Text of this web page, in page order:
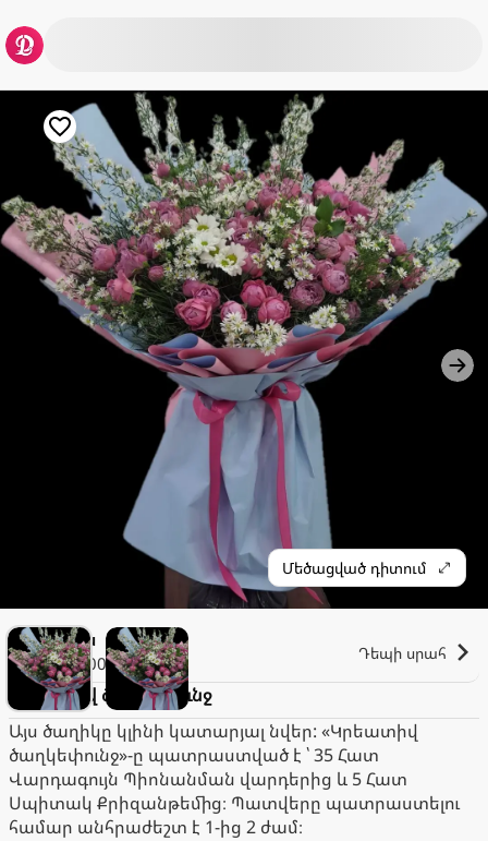
Մեծացված դիտում
Էլիզա
2.000֏
Դեպի սրահ
Կրեատիվ ծաղկեփունջ
Այս ծաղիկը կլինի կատարյալ նվեր: «Կրեատիվ
ծաղկեփունջ»-ը պատրաստված է ՝ 35 Հատ
Վարդագույն Պիոնանման վարդերից և 5 Հատ
Սպիտակ Քրիզանթեմից։ Պատվերը պատրաստելու
համար անհրաժեշտ է 1-ից 2 ժամ։